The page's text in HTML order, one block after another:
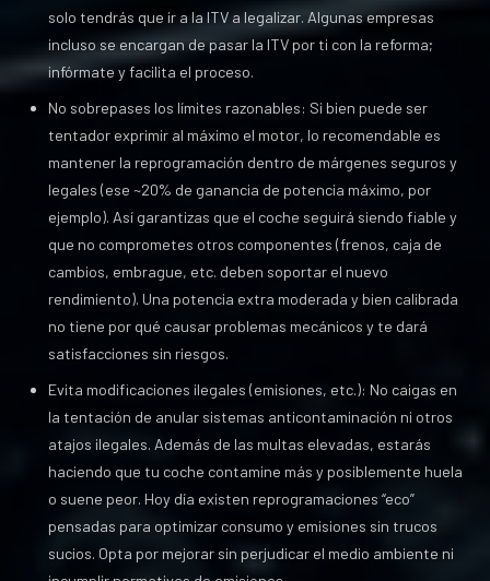
solo tendrás que ir a la ITV a legalizar. Algunas empresas
incluso se encargan de pasar la ITV por ti con la reforma;
infórmate y facilita el proceso.
No sobrepases los límites razonables: Si bien puede ser
tentador exprimir al máximo el motor, lo recomendable es
mantener la reprogramación dentro de márgenes seguros y
legales (ese ~20% de ganancia de potencia máximo, por
ejemplo). Así garantizas que el coche seguirá siendo fiable y
que no comprometes otros componentes (frenos, caja de
cambios, embrague, etc. deben soportar el nuevo
rendimiento). Una potencia extra moderada y bien calibrada
no tiene por qué causar problemas mecánicos y te dará
satisfacciones sin riesgos.
Evita modificaciones ilegales (emisiones, etc.): No caigas en
la tentación de anular sistemas anticontaminación ni otros
atajos ilegales. Además de las multas elevadas, estarás
haciendo que tu coche contamine más y posiblemente huela
o suene peor. Hoy día existen reprogramaciones “eco”
pensadas para optimizar consumo y emisiones sin trucos
sucios. Opta por mejorar sin perjudicar el medio ambiente ni